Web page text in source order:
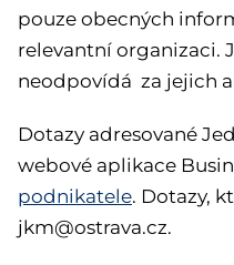
pouze obecných
relevantní organizaci.
neodpovídá za jejich
Dotazy adresované
webové aplikace
podnikatele. Dotazy,
jkm@ostrava.cz.